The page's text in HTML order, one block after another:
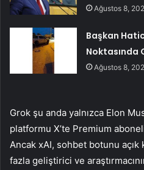
Ağustos 8,
Başkan
Noktasında
Ağustos 8,
Grok şu anda yalnızca Elon
platformu X’te Premium
Ancak xAI, sohbet botunu
fazla geliştirici ve